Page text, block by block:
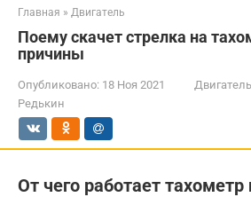
Главная » Двигатель
Поему скачет стрелка на
причины
Опубликовано: 18 Ноя 2021 Двигатель
Редькин
От чего работает тахометр